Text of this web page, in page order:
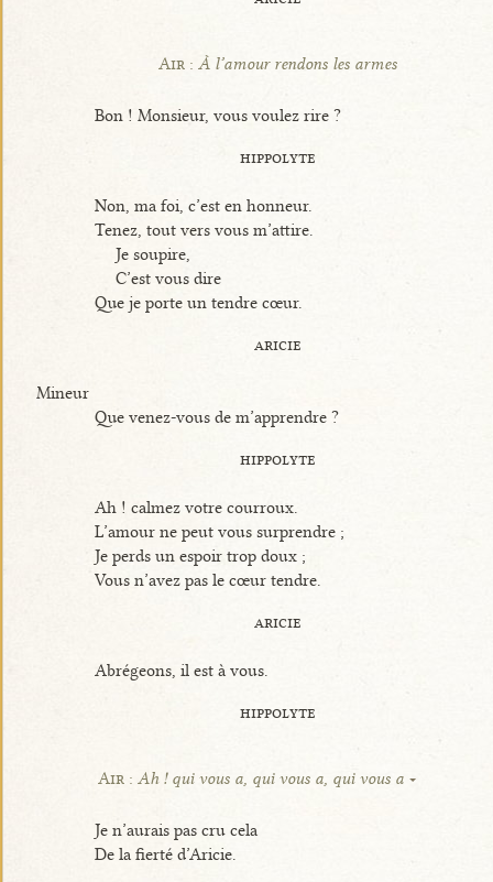
Air : À l’amour rendons les armes
Bon ! Monsieur, vous voulez rire ?
hippolyte
Non, ma foi, c’est en honneur.
Tenez, tout vers vous m’attire.
Je soupire,
C’est vous dire
Que je porte un tendre cœur.
aricie
Mineur
Que venez-vous de m’apprendre ?
hippolyte
Ah ! calmez votre courroux.
L’amour ne peut vous surprendre ;
Je perds un espoir trop doux ;
Vous n’avez pas le cœur tendre.
aricie
Abrégeons, il est à vous.
hippolyte
Air : Ah ! qui vous a, qui vous a, qui vous a
Je n’aurais pas cru cela
De la fierté d’Aricie.